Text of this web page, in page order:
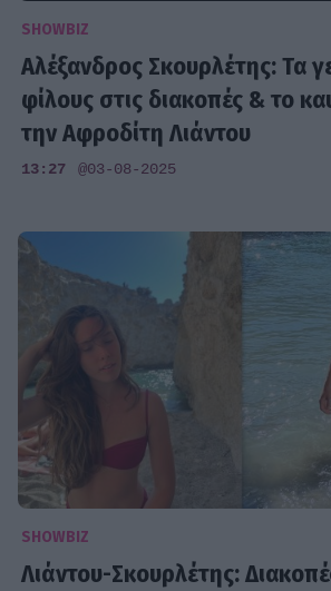
SHOWBIZ
Αλέξανδρος Σκουρλέτης: Τα
φίλους στις διακοπές & το
την Αφροδίτη Λιάντου
13:27 @03-08-2025
SHOWBIZ
Λιάντου-Σκουρλέτης: